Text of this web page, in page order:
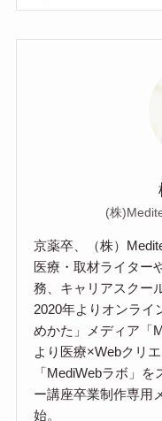
(株
京薬卒、（株）
医療・取材ライター
務、キャリアスクー
2020年よりオンライ
めかた」メディア「
より医療×Webクリ
「MediWebラボ」
ー講座卒業制作専用
始。